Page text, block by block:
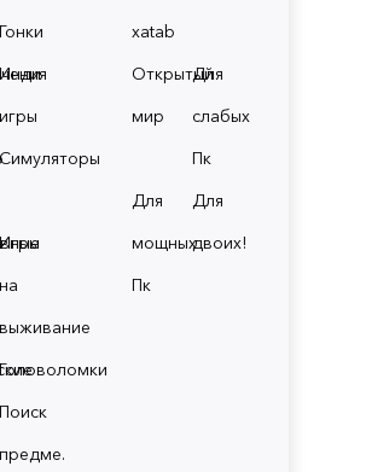
Гонки
Инди
игры
Симуляторы
Игры
на
выживание
Головоломки
Поиск
предме.
xatab
Открытый
мир
Для
слабых
Пк
Для
мощных
Пк
Для
двоих!